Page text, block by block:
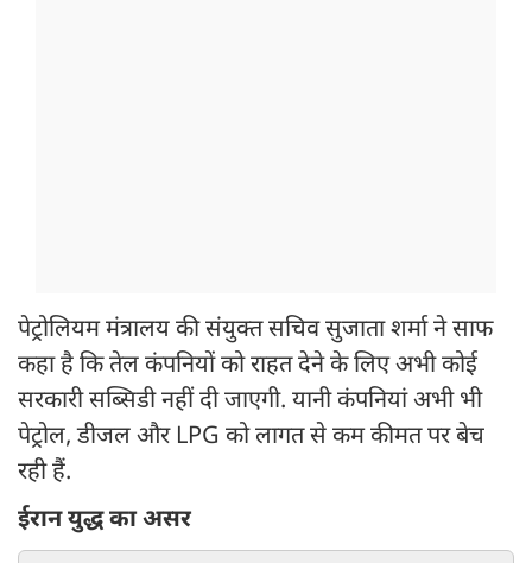
पेट्रोलियम मंत्रालय की संयुक्त सचिव सुजाता शर्मा ने साफ
कहा है कि तेल कंपनियों को राहत देने के लिए अभी कोई
सरकारी सब्सिडी नहीं दी जाएगी. यानी कंपनियां अभी भी
पेट्रोल, डीजल और LPG को लागत से कम कीमत पर बेच
रही हैं.
ईरान युद्ध का असर